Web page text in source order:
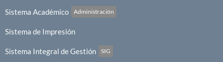
Sistema Académico Administración
Sistema de Impresión
Sistema Integral de Gestión SIG